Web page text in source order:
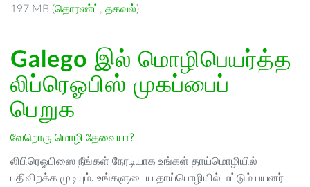
197 MB (தொரண்ட் , தகவல்)
Galego இல் மொழிபெயர்த்த
லிப்ரெஓபிஸ் முகப்பைப்
பெறுக
வேறொரு மொழி தேவையா?
லிபிரெஓபிஸை நீங்கள் நேரடியாக உங்கள் தாய்மொழியில்
பதிவிறக்க முடியும். உங்களுடைய தாய்பொழியில் மட்டும் பயனர்